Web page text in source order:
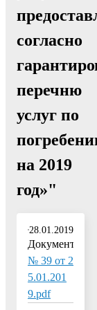
согласно
перечню
услуг по
на 2019
год»"
28.01.2019
Документ:
№ 39 от 2
5.01.201
9.pdf